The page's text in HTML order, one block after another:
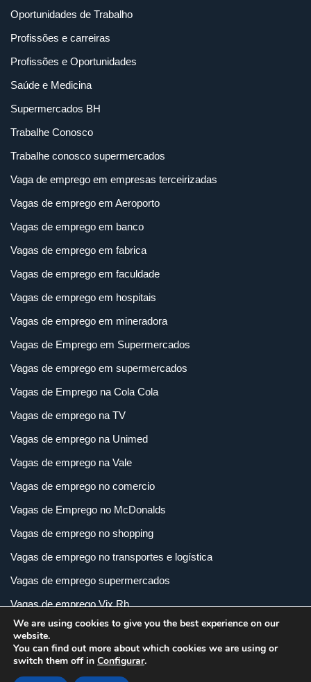
Oportunidades de Trabalho
Profissões e carreiras
Profissões e Oportunidades
Saúde e Medicina
Supermercados BH
Trabalhe Conosco
Trabalhe conosco supermercados
Vaga de emprego em empresas terceirizadas
Vagas de emprego em Aeroporto
Vagas de emprego em banco
Vagas de emprego em fabrica
Vagas de emprego em faculdade
Vagas de emprego em hospitais
Vagas de emprego em mineradora
Vagas de Emprego em Supermercados
Vagas de emprego em supermercados
Vagas de Emprego na Cola Cola
Vagas de emprego na TV
Vagas de emprego na Unimed
Vagas de emprego na Vale
Vagas de emprego no comercio
Vagas de Emprego no McDonalds
Vagas de emprego no shopping
Vagas de emprego no transportes e logística
Vagas de emprego supermercados
Vagas de emprego Vix Rh
Vagas de empregos em imobiliária
Vagas de empregos em loja
Vagas de empregos na indústria
We are using cookies to give you the best experience on our
website.
You can find out more about which cookies we are using or
switch them off in Configurar.